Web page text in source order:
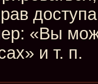
«Вы
и т. п.